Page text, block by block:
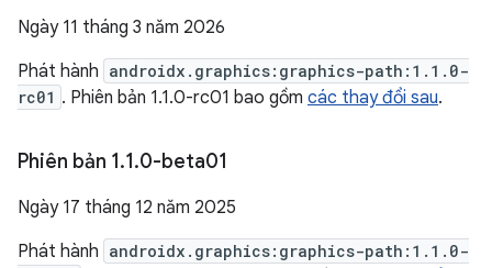
Ngày 11 tháng 3 năm 2026
Phát hành androidx.graphics:graphics-path:1.1.0-
rc01 . Phiên bản 1.1.0-rc01 bao gồm các thay đổi sau.
Phiên bản 1.1.0-beta01
Ngày 17 tháng 12 năm 2025
Phát hành androidx.graphics:graphics-path:1.1.0-